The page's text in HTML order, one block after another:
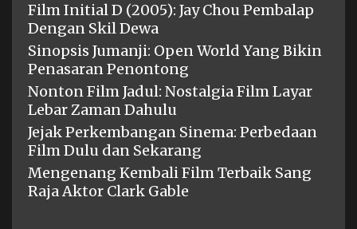
Film Initial D (2005): Jay Chou Pembalap
Dengan Skil Dewa
Sinopsis Jumanji: Open World Yang Bikin
Penasaran Penontong
Nonton Film Jadul: Nostalgia Film Layar
Lebar Zaman Dahulu
Jejak Perkembangan Sinema: Perbedaan
Film Dulu dan Sekarang
Mengenang Kembali Film Terbaik Sang
Raja Aktor Clark Gable